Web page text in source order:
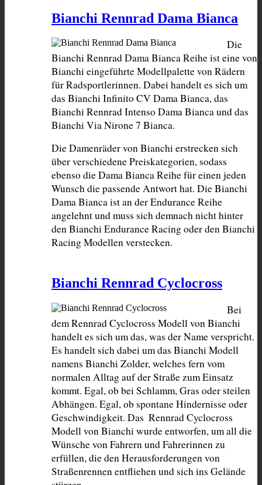
Bianchi Rennrad Dama Bianca
Die
Bianchi Rennrad Dama Bianca Reihe ist eine von
Bianchi eingeführte Modellpalette von Rädern
für Radsportlerinnen. Dabei handelt es sich um
das Bianchi Infinito CV Dama Bianca, das
Bianchi Rennrad Intenso Dama Bianca und das
Bianchi Via Nirone 7 Bianca.
Die Damenräder von Bianchi erstrecken sich
über verschiedene Preiskategorien, sodass
ebenso die Dama Bianca Reihe für einen jeden
Wunsch die passende Antwort hat. Die Bianchi
Dama Bianca ist an der Endurance Reihe
angelehnt und muss sich demnach nicht hinter
den Bianchi Endurance Racing oder den Bianchi
Racing Modellen verstecken.
Bianchi Rennrad Cyclocross
Bei
dem Rennrad Cyclocross Modell von Bianchi
handelt es sich um das, was der Name verspricht.
Es handelt sich dabei um das Bianchi Modell
namens Bianchi Zolder, welches fern vom
normalen Alltag auf der Straße zum Einsatz
kommt. Egal, ob bei Schlamm, Gras oder steilen
Abhängen. Egal, ob spontane Hindernisse oder
Geschwindigkeit. Das  Rennrad Cyclocross
Modell von Bianchi wurde entworfen, um all die
Wünsche von Fahrern und Fahrerinnen zu
erfüllen, die den Herausforderungen von
Straßenrennen entfliehen und sich ins Gelände